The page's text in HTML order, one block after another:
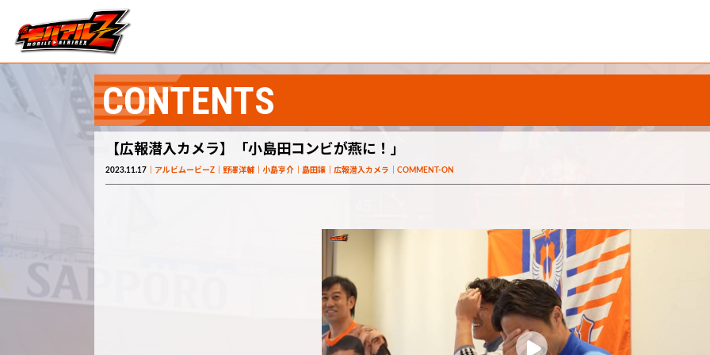
CONTENTS
【広報潜入カメラ】「小島田コンビが燕に！」
2023.11.17 アルビムービーZ 野澤洋輔 小島亨介 島田譲 広報潜入カメラ COMMENT-ON